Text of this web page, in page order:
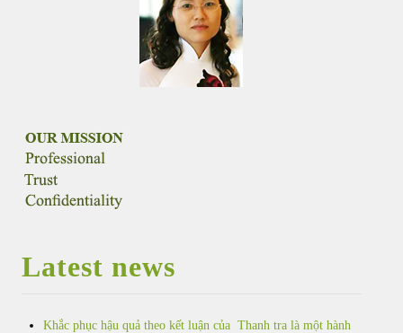
ATTORNEY AT LAW
Latest news
Khắc phục hậu quả theo kết luận của Thanh tra là một hành